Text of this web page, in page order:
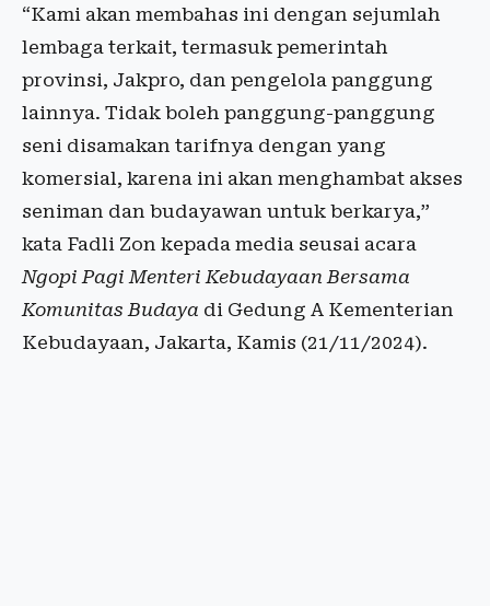
“Kami akan membahas ini dengan sejumlah
lembaga terkait, termasuk pemerintah
provinsi, Jakpro, dan pengelola panggung
lainnya. Tidak boleh panggung-panggung
seni disamakan tarifnya dengan yang
komersial, karena ini akan menghambat akses
seniman dan budayawan untuk berkarya,”
kata Fadli Zon kepada media seusai acara
Ngopi Pagi Menteri Kebudayaan Bersama
Komunitas Budaya di Gedung A Kementerian
Kebudayaan, Jakarta, Kamis (21/11/2024).